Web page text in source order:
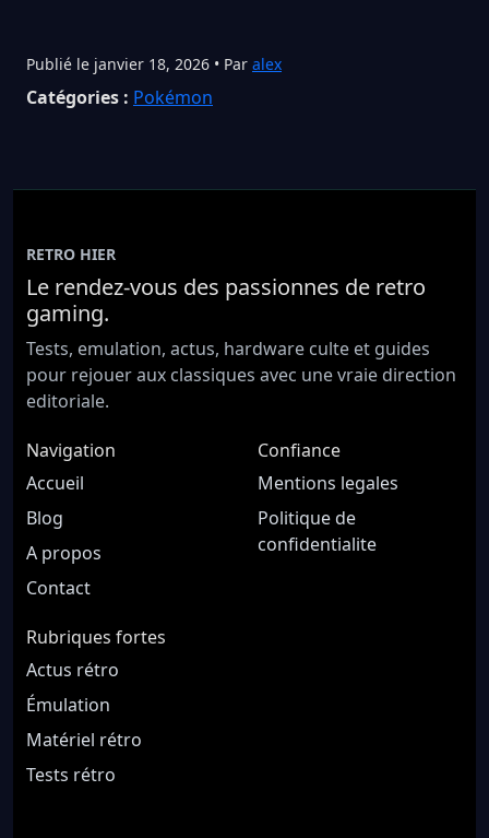
Publié le janvier 18, 2026 • Par alex
Catégories : Pokémon
RETRO HIER
Le rendez-vous des passionnes de retro
gaming.
Tests, emulation, actus, hardware culte et guides
pour rejouer aux classiques avec une vraie direction
editoriale.
Navigation
Accueil
Blog
A propos
Contact
Confiance
Mentions legales
Politique de
confidentialite
Rubriques fortes
Actus rétro
Émulation
Matériel rétro
Tests rétro